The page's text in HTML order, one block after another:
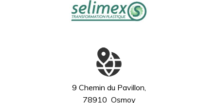
9 Chemin du Pavillon,
78910 Osmoy